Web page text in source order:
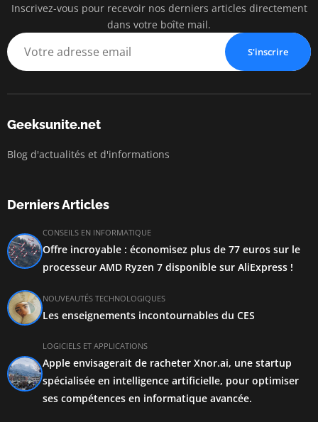
Inscrivez-vous pour recevoir nos derniers articles directement
dans votre boîte mail.
S'inscrire
Geeksunite.net
Blog d'actualités et d'informations
Derniers Articles
CONSEILS EN INFORMATIQUE
Offre incroyable : économisez plus de 77 euros sur le
processeur AMD Ryzen 7 disponible sur AliExpress !
NOUVEAUTÉS TECHNOLOGIQUES
Les enseignements incontournables du CES
LOGICIELS ET APPLICATIONS
Apple envisagerait de racheter Xnor.ai, une startup
spécialisée en intelligence artificielle, pour optimiser
ses compétences en informatique avancée.